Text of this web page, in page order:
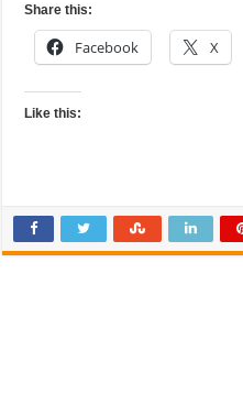
Share this:
Facebook X
Like this: